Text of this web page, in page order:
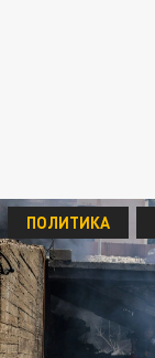
ПОЛИТИКА